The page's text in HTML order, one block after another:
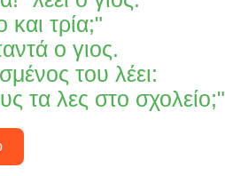
τρία;"
ο γιος.
του λέει:
τα λες στο σχολείο;"